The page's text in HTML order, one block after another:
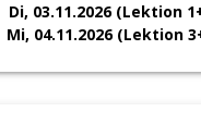
Di, 03.11.2026 (Lektion
Mi, 04.11.2026 (Lektion